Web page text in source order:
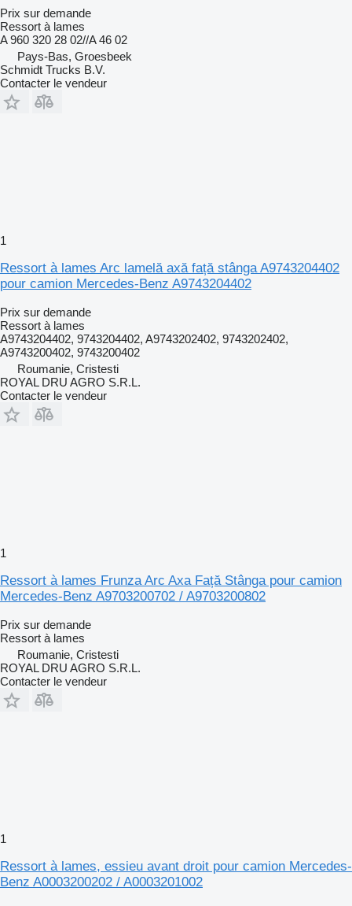
Prix sur demande
Ressort à lames
A 960 320 28 02//A 46 02
Pays-Bas, Groesbeek
Schmidt Trucks B.V.
Contacter le vendeur
1
Ressort à lames Arc lamelă axă față stânga A9743204402
pour camion Mercedes-Benz A9743204402
Prix sur demande
Ressort à lames
A9743204402, 9743204402, A9743202402, 9743202402,
A9743200402, 9743200402
Roumanie, Cristesti
ROYAL DRU AGRO S.R.L.
Contacter le vendeur
1
Ressort à lames Frunza Arc Axa Față Stânga pour camion
Mercedes-Benz A9703200702 / A9703200802
Prix sur demande
Ressort à lames
Roumanie, Cristesti
ROYAL DRU AGRO S.R.L.
Contacter le vendeur
1
Ressort à lames, essieu avant droit pour camion Mercedes-
Benz A0003200202 / A0003201002